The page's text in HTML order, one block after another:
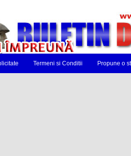
Termeni si Conditii Propune o